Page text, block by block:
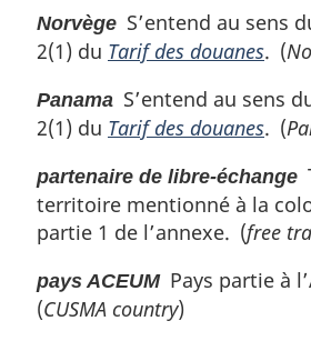
Norvège S’entend au sens
2(1) du Tarif des douanes. (
Panama S’entend au sens
2(1) du Tarif des douanes. (
partenaire de libre-échange
territoire mentionné à la
partie 1 de l’annexe. (free
pays ACEUMPays partie à
(CUSMA country)